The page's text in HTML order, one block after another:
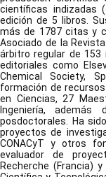
científicas indizadas
edición de 5 libros.
más de 1787 citas y
Asociado de la
árbitro regular de
editoriales como
Chemical Society,
formación de
en Ciencias, 27
Ingeniería, además
posdoctorales. Ha
proyectos de
CONACyT y otros
evaluador de
Recherche (Francia)